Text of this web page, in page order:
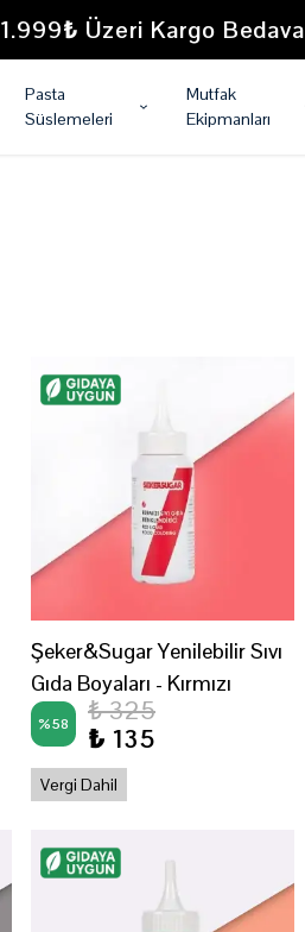
1.999₺ Üzeri Kargo Bedava
Pasta
Süslemeleri
Mutfak
Ekipmanları
Şeker&Sugar Yenilebilir Sıvı
Gıda Boyaları - Kırmızı
%58
₺ 325
₺ 135
Vergi Dahil